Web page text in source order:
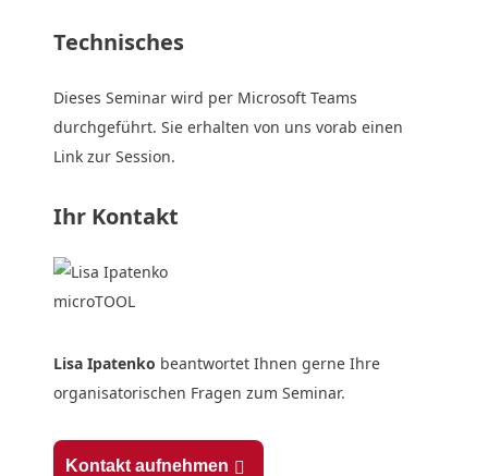
Technisches
Dieses Seminar wird per Microsoft Teams
durchgeführt. Sie erhalten von uns vorab einen
Link zur Session.
Ihr Kontakt
Lisa Ipatenko beantwortet Ihnen gerne Ihre
organisatorischen Fragen zum Seminar.
Kontakt aufnehmen